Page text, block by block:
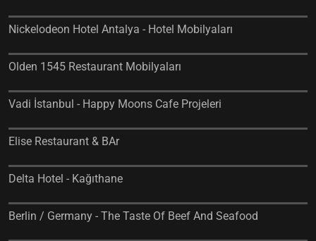
Nickelodeon Hotel Antalya - Hotel Mobilyaları
Olden 1545 Restaurant Mobilyaları
Vadi İstanbul - Happy Moons Cafe Projeleri
Elise Restaurant & BAr
Delta Hotel - Kağıthane
Berlin / Germany - The Taste Of Beef And Seafood